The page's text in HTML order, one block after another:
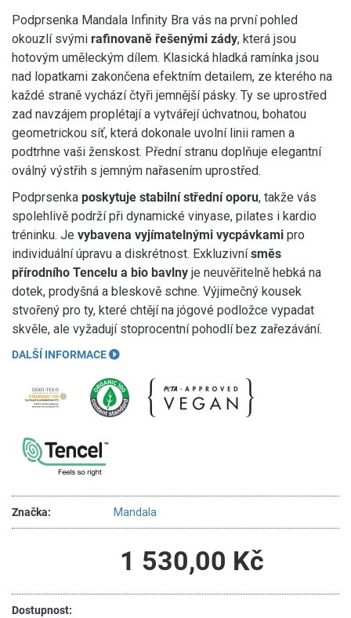
Podprsenka Mandala Infinity Bra vás na první pohled
okouzlí svými rafinovaně řešenými zády, která jsou
hotovým uměleckým dílem. Klasická hladká ramínka jsou
nad lopatkami zakončena efektním detailem, ze kterého na
každé straně vychází čtyři jemnější pásky. Ty se uprostřed
zad navzájem proplétají a vytvářejí úchvatnou, bohatou
geometrickou síť, která dokonale uvolní linii ramen a
podtrhne vaši ženskost. Přední stranu doplňuje elegantní
oválný výstřih s jemným nařasením uprostřed.
Podprsenka poskytuje stabilní střední oporu, takže vás
spolehlivě podrží při dynamické vinyase, pilates i kardio
tréninku. Je vybavena vyjímatelnými vycpávkami pro
individuální úpravu a diskrétnost. Exkluzivnísměs
přírodního Tencelu a bio bavlny je neuvěřitelně hebká na
dotek, prodyšná a bleskově schne. Výjimečný kousek
stvořený pro ty, které chtějí na jógové podložce vypadat
skvěle, ale vyžadují stoprocentní pohodlí bez zařezávání.
DALŠÍ INFORMACE
Značka: Mandala
1 530,00 Kč
Dostupnost: